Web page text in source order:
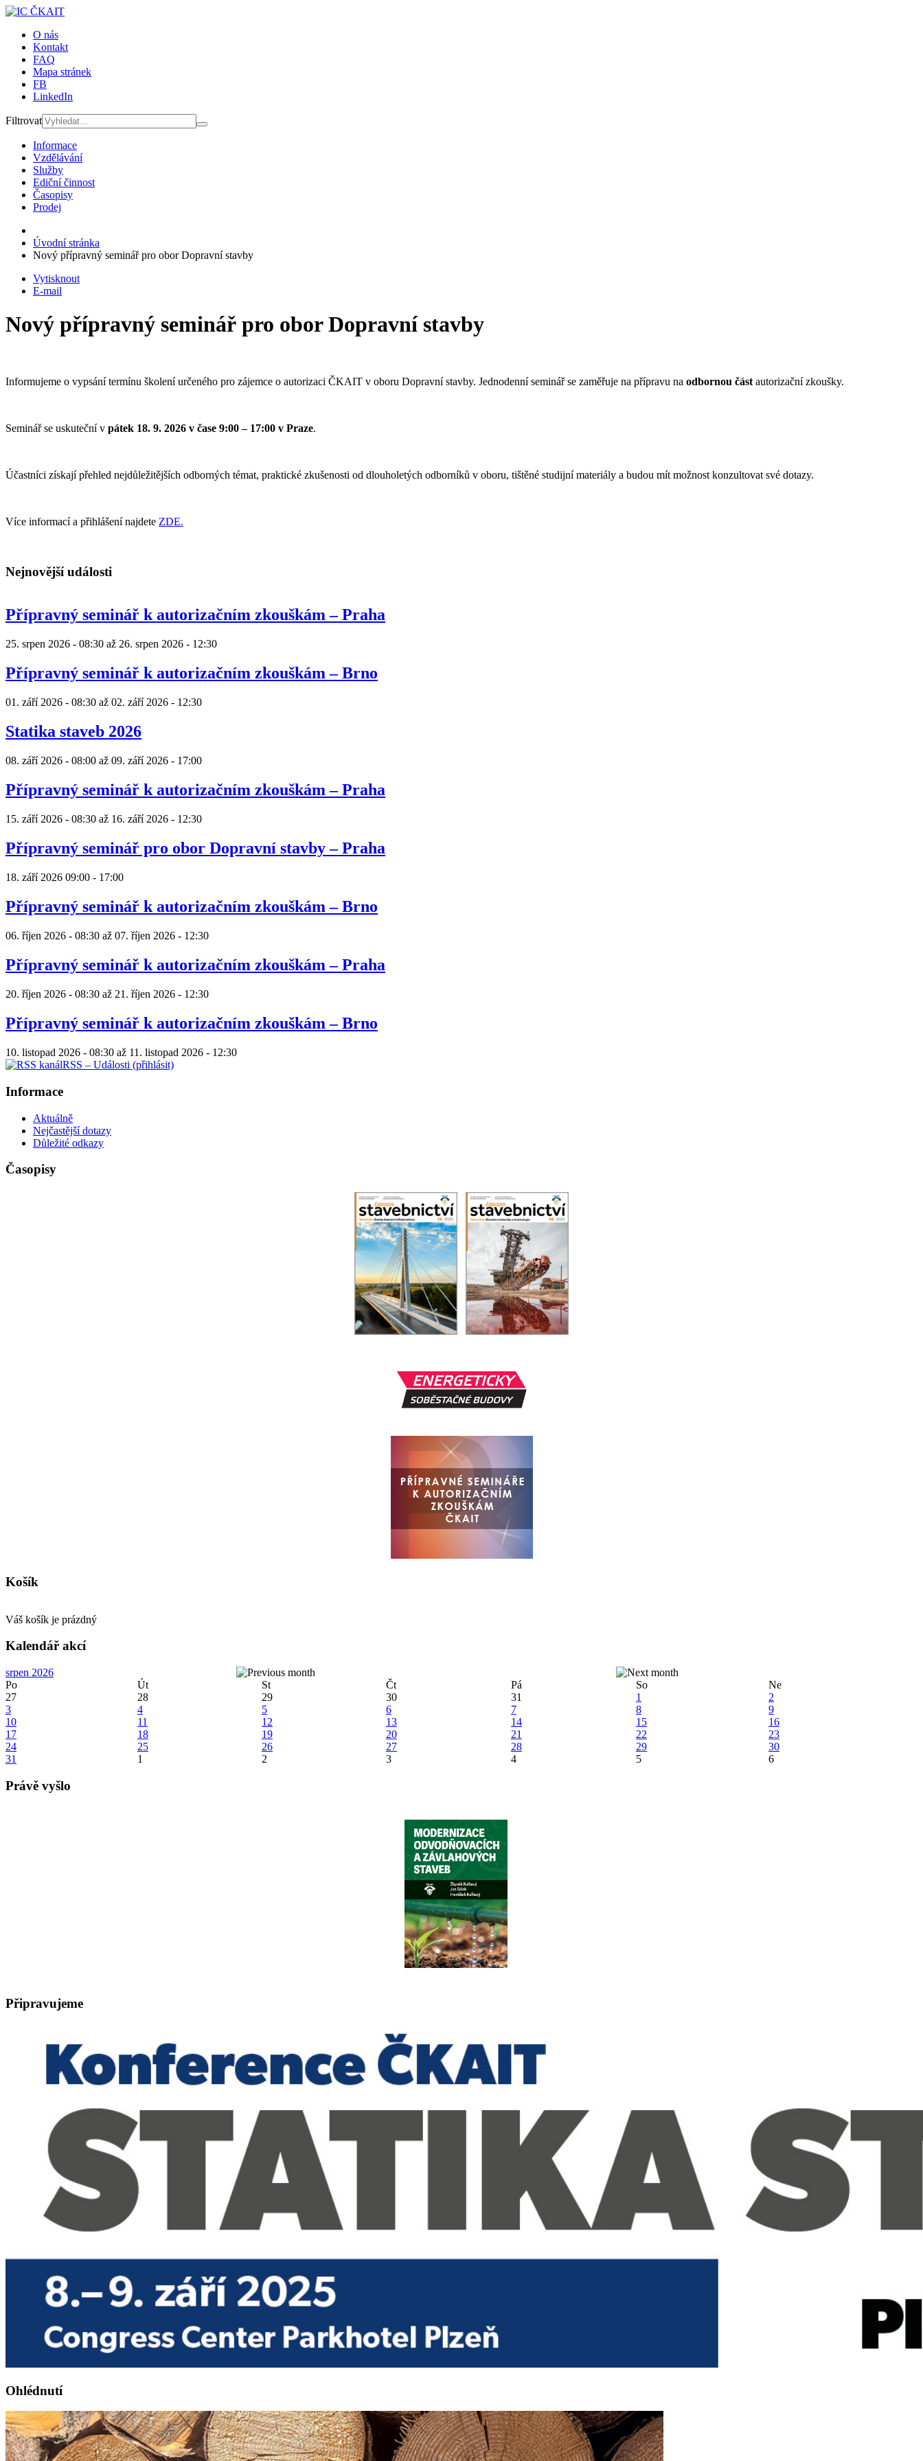
O nás
Kontakt
FAQ
Mapa stránek
FB
LinkedIn
Filtrovat
Informace
Vzdělávání
Služby
Ediční činnost
Časopisy
Prodej
Úvodní stránka
Nový přípravný seminář pro obor Dopravní stavby
Vytisknout
E-mail
Nový přípravný seminář pro obor Dopravní stavby
Informujeme o vypsání termínu školení určeného pro zájemce o autorizaci ČKAIT v oboru Dopravní stavby. Jednodenní seminář se zaměřuje na přípravu na odbornou část autorizační zkoušky.
Seminář se uskuteční v pátek 18. 9. 2026 v čase 9:00 – 17:00 v Praze.
Účastníci získají přehled nejdůležitějších odborných témat, praktické zkušenosti od dlouholetých odborníků v oboru, tištěné studijní materiály a budou mít možnost konzultovat své dotazy.
Více informací a přihlášení najdete ZDE.
Nejnovější události
Přípravný seminář k autorizačním zkouškám – Praha
25. srpen 2026 - 08:30 až 26. srpen 2026 - 12:30
Přípravný seminář k autorizačním zkouškám – Brno
01. září 2026 - 08:30 až 02. září 2026 - 12:30
Statika staveb 2026
08. září 2026 - 08:00 až 09. září 2026 - 17:00
Přípravný seminář k autorizačním zkouškám – Praha
15. září 2026 - 08:30 až 16. září 2026 - 12:30
Přípravný seminář pro obor Dopravní stavby – Praha
18. září 2026 09:00 - 17:00
Přípravný seminář k autorizačním zkouškám – Brno
06. říjen 2026 - 08:30 až 07. říjen 2026 - 12:30
Přípravný seminář k autorizačním zkouškám – Praha
20. říjen 2026 - 08:30 až 21. říjen 2026 - 12:30
Přípravný seminář k autorizačním zkouškám – Brno
10. listopad 2026 - 08:30 až 11. listopad 2026 - 12:30
RSS – Události (přihlásit)
Informace
Aktuálně
Nejčastější dotazy
Důležité odkazy
Časopisy
Košík
Váš košík je prázdný
Kalendář akcí
srpen 2026
Po
Út St Čt Pá So
Ne
27
28 29 30 31 1
2
3
4 5 6 7 8
9
10
11 12 13 14 15
16
17
18 19 20 21 22
23
24
25 26 27 28 29
30
31
1 2 3 4 5 6
Právě vyšlo
Připravujeme
Ohlédnutí